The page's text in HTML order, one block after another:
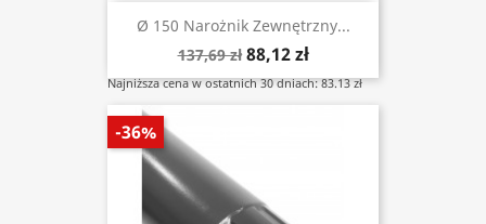
Ø 150 Narożnik Zewnętrzny...
137,69 zł 88,12 zł
Najniższa cena w ostatnich 30 dniach: 83.13 zł
-36%